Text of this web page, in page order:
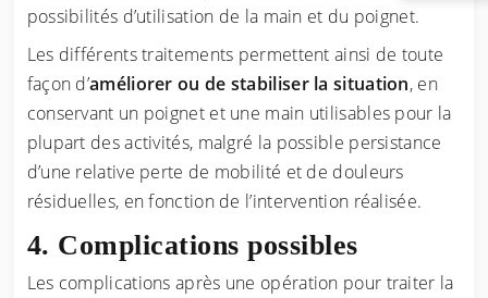
possibilités d’utilisation de la main et du poignet.
Les différents traitements permettent ainsi de toute
façon d’améliorer ou de stabiliser la situation, en
conservant un poignet et une main utilisables pour la
plupart des activités, malgré la possible persistance
d’une relative perte de mobilité et de douleurs
résiduelles, en fonction de l’intervention réalisée.
Complications possibles
Les complications après une opération pour traiter la